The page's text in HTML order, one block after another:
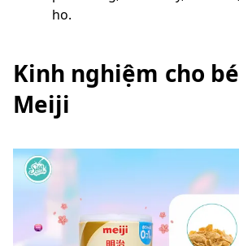
ho.
Kinh nghiệm cho
Meiji